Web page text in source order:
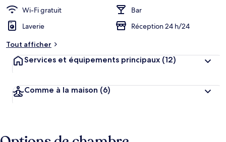
Wi-Fi gratuit
Bar
Laverie
Réception 24 h/24
Tout afficher
Services et équipements principaux (12)
Comme à la maison (6)